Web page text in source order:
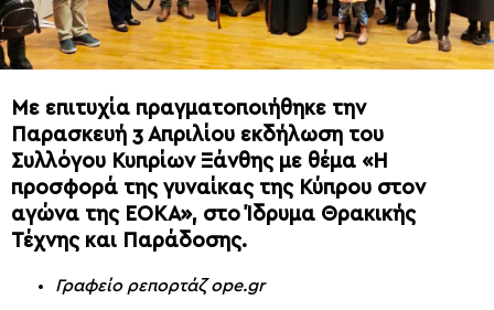
Με επιτυχία πραγματοποιήθηκε την
Παρασκευή 3 Απριλίου εκδήλωση του
Συλλόγου Κυπρίων Ξάνθης με θέμα «Η
προσφορά της γυναίκας της Κύπρου στον
αγώνα της ΕΟΚΑ», στο Ίδρυμα Θρακικής
Τέχνης και Παράδοσης.
Γραφείο ρεπορτάζ ope.gr